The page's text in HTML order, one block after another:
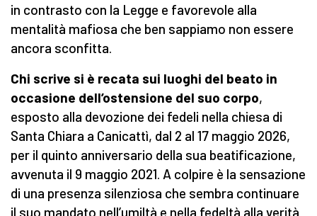
in contrasto con la Legge e favorevole alla
mentalità mafiosa che ben sappiamo non essere
ancora sconfitta.
Chi scrive si è recata sui luoghi del beato in
occasione dell’ostensione del suo corpo,
esposto alla devozione dei fedeli nella chiesa di
Santa Chiara a Canicattì, dal 2 al 17 maggio 2026,
per il quinto anniversario della sua beatificazione,
avvenuta il 9 maggio 2021. A colpire è la sensazione
di una presenza silenziosa che sembra continuare
il suo mandato nell’umiltà e nella fedeltà alla verità